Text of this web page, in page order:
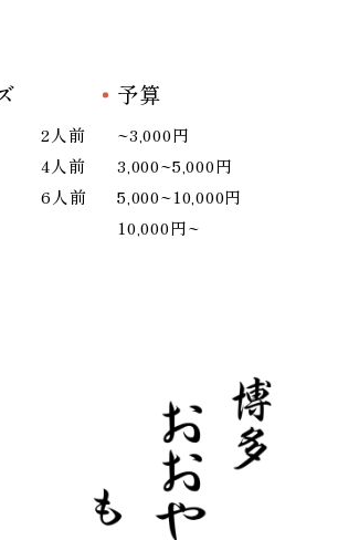
2人前
4人前
6人前
予算
~3,000円
3,000~5,000円
5,000~10,000円
10,000円~